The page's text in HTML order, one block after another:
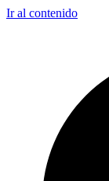
Ir al contenido